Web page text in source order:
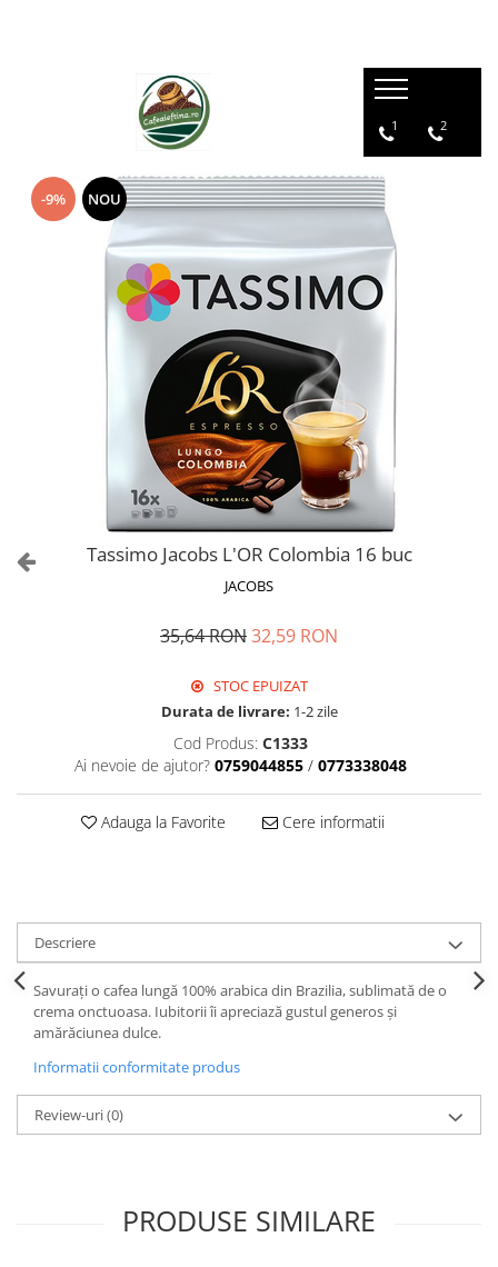
1 2
-9% NOU
Tassimo Jacobs L'OR Colombia 16 buc
JACOBS
35,64 RON32,59 RON
STOC EPUIZAT
Durata de livrare: 1-2 zile
Cod Produs: C1333
Ai nevoie de ajutor? 0759044855 / 0773338048
Adauga la Favorite Cere informatii
Descriere
Savurați o cafea lungă 100% arabica din Brazilia, sublimată de o
crema onctuoasa. Iubitorii îi apreciază gustul generos și
amărăciunea dulce.
Informatii conformitate produs
Review-uri(0)
PRODUSE SIMILARE